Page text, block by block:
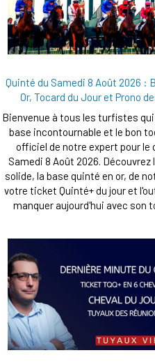
Quinté du Samedi 8 Août 2026 :
Or, Tocard du Jour et Prono
Bienvenue à tous les turfistes
base incontournable et le bon
officiel de notre expert pour le
Samedi 8 Août 2026. Découvrez
solide, la base quinté en or, de
votre ticket Quinté+ du jour et
manquer aujourd'hui avec son